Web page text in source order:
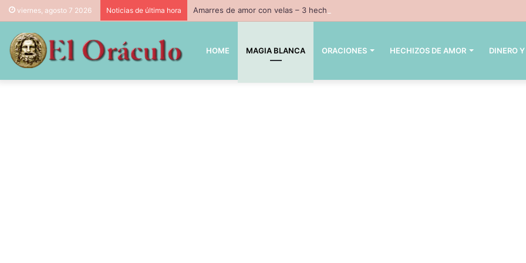
viernes, agosto 7 2026 Noticias de última hora Amarres de amor con velas – 3 hechizos con velas inpresindibles con magia negra
HOME MAGIA BLANCA ORACIONES HECHIZOS DE AMOR DINERO